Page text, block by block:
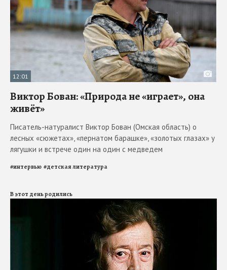
12:01
Виктор Бован: «Природа не «играет», она
живёт»
Писатель-натуралист Виктор Бован (Омская область) о
лесных «сюжетах», «пернатом барашке», «золотых глазах» у
лягушки и встрече один на один с медведем
#интервью #детская литература
В этот день родились